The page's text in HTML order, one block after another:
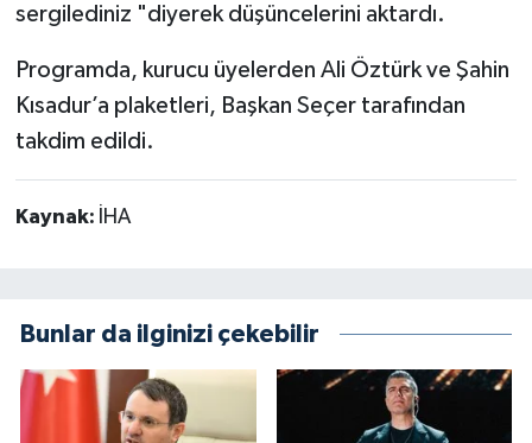
sergilediniz "diyerek düşüncelerini aktardı.
Programda, kurucu üyelerden Ali Öztürk ve Şahin
Kısadur’a plaketleri, Başkan Seçer tarafından
takdim edildi.
Kaynak: İHA
Bunlar da ilginizi çekebilir